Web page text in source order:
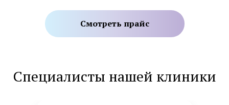
Смотреть прайс
Специалисты нашей клиники